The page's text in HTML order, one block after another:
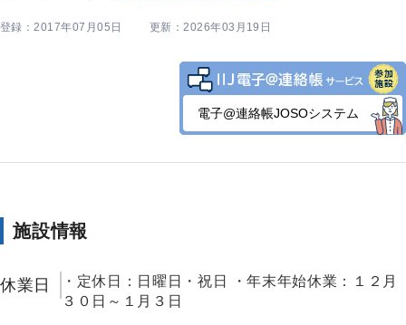
登録：2017年07月05日 更新：2026年03月19日
電子@連絡帳JOSOシステム
施設情報
休業日
・定休日：日曜日・祝日 ・年末年始休業：１２月
３０日～１月３日